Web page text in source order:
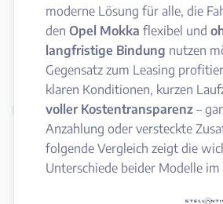
moderne Lösung für alle, die
den Opel Mokka flexibel und
langfristige Bindung nutzen
Gegensatz zum Leasing
klaren Konditionen, kurzen
voller Kostentransparenz –
Anzahlung oder versteckte
folgende Vergleich zeigt die
Unterschiede beider Modelle im